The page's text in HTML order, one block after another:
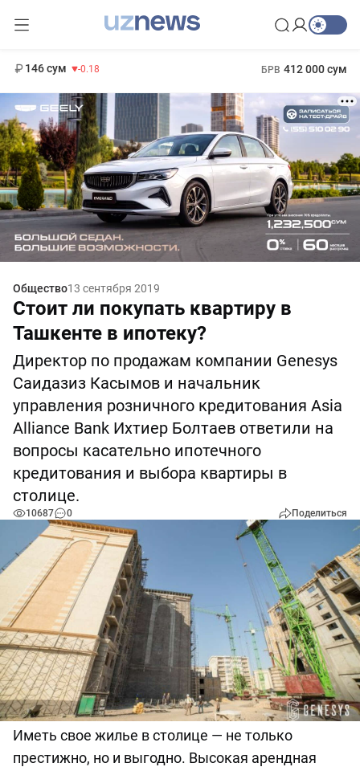
146 сум
11 916 сум
412 000 сум
1 271 000 сум
Общество13 сентября 2019
Стоит ли покупать квартиру в
Ташкенте в ипотеку?
Директор по продажам компании Genesys
Саидазиз Касымов и начальник
управления розничного кредитования Asia
Alliance Bank Ихтиер Болтаев ответили на
вопросы касательно ипотечного
кредитования и выбора квартиры в
столице.
10687 0 Поделиться
Иметь свое жилье в столице — не только
престижно, но и выгодно. Высокая арендная